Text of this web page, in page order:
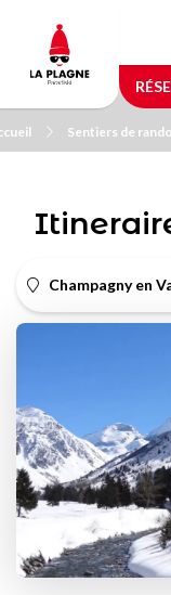
contenu
principal
Sentiers de
Champagny en